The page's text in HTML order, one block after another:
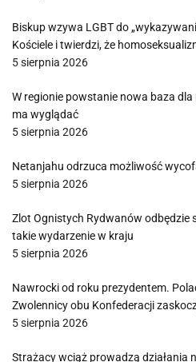
Biskup wzywa LGBT do
Kościele i twierdzi, że
5 sierpnia 2026
W regionie powstanie nowa baza
ma wyglądać
5 sierpnia 2026
Netanjahu odrzuca możliwość
5 sierpnia 2026
Zlot Ognistych Rydwanów odbędzie
takie wydarzenie w kraju
5 sierpnia 2026
Nawrocki od roku prezydentem.
Zwolennicy obu Konfederacji
5 sierpnia 2026
Strażacy wciąż prowadzą działania